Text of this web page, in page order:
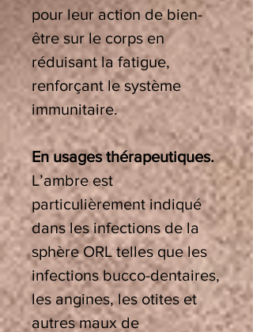
pour leur action de bien-
être sur le corps en
réduisant la fatigue,
renforçant le système
immunitaire.
En usages thérapeutiques.
L’ambre est
particulièrement indiqué
dans les infections de la
sphère ORL telles que les
infections bucco-dentaires,
les angines, les otites et
autres maux de